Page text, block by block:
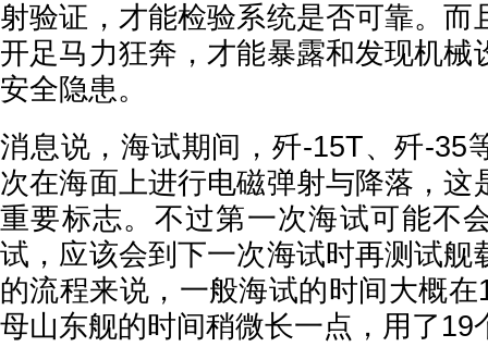
射验证，才能检验系统是否可靠。而
开足马力狂奔，才能暴露和发现机械
安全隐患。
消息说，海试期间，歼-15T、歼-35
次在海面上进行电磁弹射与降落，这
重要标志。不过第一次海试可能不
试，应该会到下一次海试时再测试舰
的流程来说，一般海试的时间大概
母山东舰的时间稍微长一点，用了19